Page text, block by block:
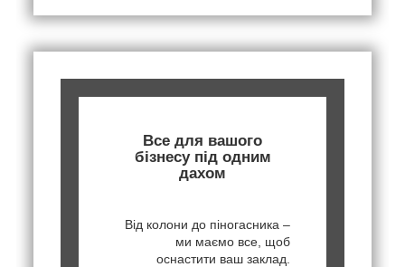
Все для вашого
бізнесу під одним
дахом
Від колони до піногасника –
ми маємо все, щоб
оснастити ваш заклад.